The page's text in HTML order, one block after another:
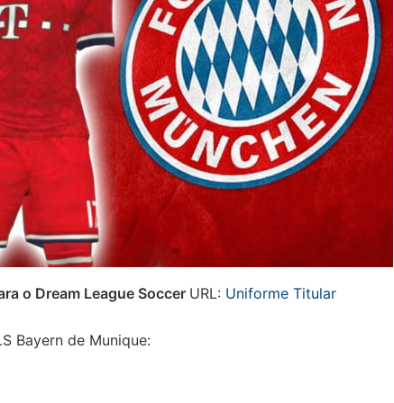
o Dream League Soccer URL: Uniforme Titular
Bayern de Munique: